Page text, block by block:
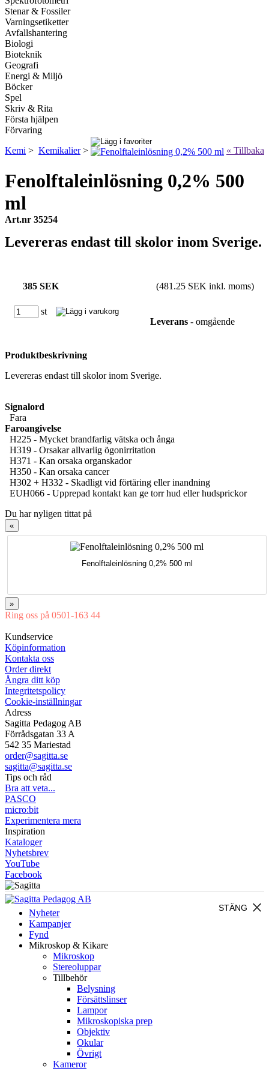
Stenar & Fossiler
Varningsetiketter
Avfallshantering
Biologi
Bioteknik
Geografi
Energi & Miljö
Böcker
Spel
Skriv & Rita
Första hjälpen
Förvaring
Kemi > Kemikalier> « Tillbaka
Fenolftaleinlösning 0,2% 500
ml
Art.nr 35254
Levereras endast till skolor inom Sverige.
385 SEK (481.25 SEK inkl. moms)
st
Leverans - omgående
Produktbeskrivning
Levereras endast till skolor inom Sverige.
Signalord
Fara
Faroangivelse
H225 - Mycket brandfarlig vätska och ånga
H319 - Orsakar allvarlig ögonirritation
H371 - Kan orsaka organskador
H350 - Kan orsaka cancer
H302 + H332 - Skadligt vid förtäring eller inandning
EUH066 - Upprepad kontakt kan ge torr hud eller hudsprickor
Du har nyligen tittat på
«
Fenolftaleinlösning 0,2% 500 ml
»
Ring oss på 0501-163 44
Kundservice
Köpinformation
Kontakta oss
Order direkt
Ångra ditt köp
Integritetspolicy
Cookie-inställningar
Adress
Sagitta Pedagog AB
Förrådsgatan 33 A
542 35 Mariestad
order@sagitta.se
sagitta@sagitta.se
Tips och råd
Bra att veta...
PASCO
micro:bit
Experimentera mera
Inspiration
Kataloger
Nyhetsbrev
YouTube
Facebook
close
STÄNG
Nyheter
Kampanjer
Fynd
Mikroskop & Kikare
Mikroskop
Stereoluppar
Tillbehör
Belysning
Försättslinser
Lampor
Mikroskopiska prep
Objektiv
Okular
Övrigt
Kameror